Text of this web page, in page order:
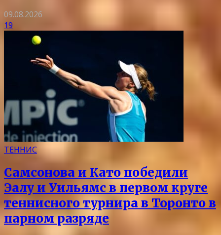
09.08.2026
19
ТЕННИС
Самсонова и Като победили
Эалу и Уильямс в первом круге
теннисного турнира в Торонто в
парном разряде